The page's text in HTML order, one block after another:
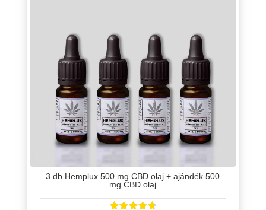
3 db Hemplux 500 mg CBD olaj + ajándék 500
mg CBD olaj